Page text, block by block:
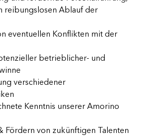
reibungslosen Ablauf der
eventuellen Konflikten mit der
betrieblicher- und
verschiedener
Kenntnis unserer Amorino
Fördern von zukünftigen Talenten